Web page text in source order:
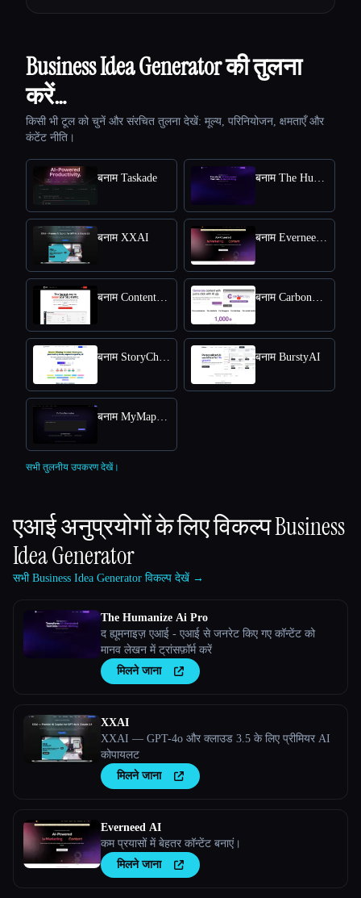
Business Idea Generator की तुलना
करें…
किसी भी टूल को चुनें और संरचित तुलना देखें: मूल्य, परिनियोजन, क्षमताएँ और
कंटेंट नीति।
बनाम Taskade
बनाम XXAI
बनाम BurstyAI
सभी तुलनीय उपकरण देखें।
एआई अनुप्रयोगों के लिए विकल्पBusiness
Idea Generator
सभी Business Idea Generator विकल्प देखें →
The Humanize Ai Pro
द ह्यूमनाइज़ एआई - एआई से जनरेट किए गए कॉन्टेंट को
मानव लेखन में ट्रांसफ़ॉर्म करें
मिलने जाना
XXAI
XXAI — GPT-4o और क्लाउड 3.5 के लिए प्रीमियर AI
कोपायलट
मिलने जाना
Everneed AI
कम प्रयासों में बेहतर कॉन्टेंट बनाएं।
मिलने जाना